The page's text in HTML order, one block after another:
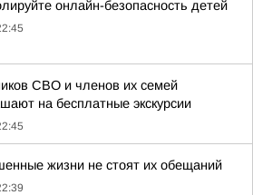
онлайн-безопасность детей
СВО и членов их семей
на бесплатные экскурсии
жизни не стоят их обещаний